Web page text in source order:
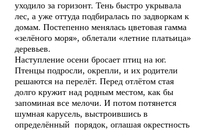
уходило за горизонт. Тень быстро укрывала
лес, а уже оттуда подбиралась по задворкам к
домам. Постепенно менялась цветовая гамма
«зелёного моря», облетали «летние платьица»
деревьев.
Наступление осени бросает птиц на юг.
Птенцы подросли, окрепли, и их родители
решаются на перелёт. Перед отлётом стая
долго кружит над родным местом, как бы
запоминая все мелочи. И потом потянется
шумная карусель, выстроившись в
определённый порядок, оглашая окрестность